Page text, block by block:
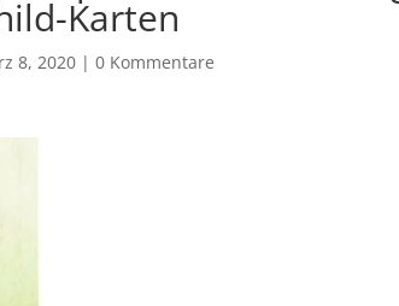
Karten
8, 2020| 0 Kommentare